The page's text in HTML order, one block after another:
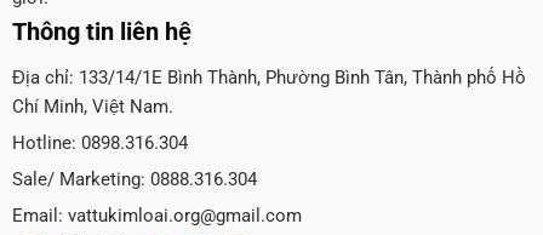
Thông tin liên hệ
Địa chỉ: 133/14/1E Bình Thành, Phường Bình Tân, Thành phố Hồ
Chí Minh, Việt Nam.
Hotline: 0898.316.304
Sale/ Marketing: 0888.316.304
Email: vattukimloai.org@gmail.com